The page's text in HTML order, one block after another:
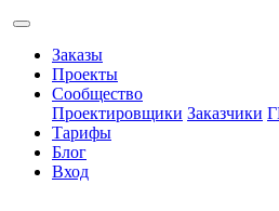
Заказы
Проекты
Сообщество
Проектировщики Заказчики
Тарифы
Блог
Вход